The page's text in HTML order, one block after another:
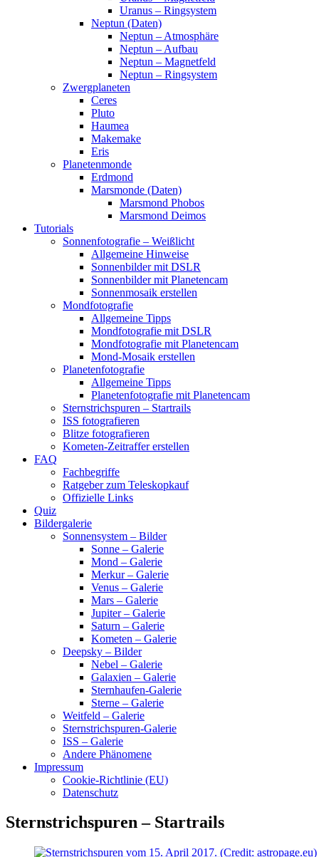
Uranus – Ringsystem
Neptun (Daten)
Neptun – Atmosphäre
Neptun – Aufbau
Neptun – Magnetfeld
Neptun – Ringsystem
Zwergplaneten
Ceres
Pluto
Haumea
Makemake
Eris
Planetenmonde
Erdmond
Marsmonde (Daten)
Marsmond Phobos
Marsmond Deimos
Tutorials
Sonnenfotografie – Weißlicht
Allgemeine Hinweise
Sonnenbilder mit DSLR
Sonnenbilder mit Planetencam
Sonnenmosaik erstellen
Mondfotografie
Allgemeine Tipps
Mondfotografie mit DSLR
Mondfotografie mit Planetencam
Mond-Mosaik erstellen
Planetenfotografie
Allgemeine Tipps
Planetenfotografie mit Planetencam
Sternstrichspuren – Startrails
ISS fotografieren
Blitze fotografieren
Kometen-Zeitraffer erstellen
FAQ
Fachbegriffe
Ratgeber zum Teleskopkauf
Offizielle Links
Quiz
Bildergalerie
Sonnensystem – Bilder
Sonne – Galerie
Mond – Galerie
Merkur – Galerie
Venus – Galerie
Mars – Galerie
Jupiter – Galerie
Saturn – Galerie
Kometen – Galerie
Deepsky – Bilder
Nebel – Galerie
Galaxien – Galerie
Sternhaufen-Galerie
Sterne – Galerie
Weitfeld – Galerie
Sternstrichspuren-Galerie
ISS – Galerie
Andere Phänomene
Impressum
Cookie-Richtlinie (EU)
Datenschutz
Sternstrichspuren – Startrails